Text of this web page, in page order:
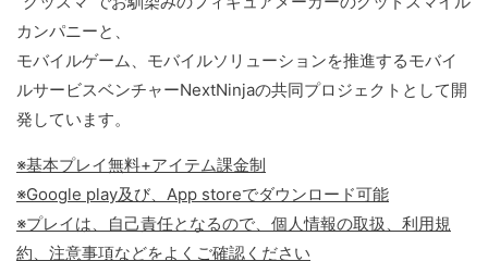
カンパニーと、
モバイルゲーム、モバイルソリューションを推進するモバイ
ルサービスベンチャーNextNinjaの共同プロジェクトとして開
発しています。
※基本プレイ無料+アイテム課金制
※Google play及び、App storeでダウンロード可能
※プレイは、自己責任となるので、個人情報の取扱、利用規
約、注意事項などをよくご確認ください